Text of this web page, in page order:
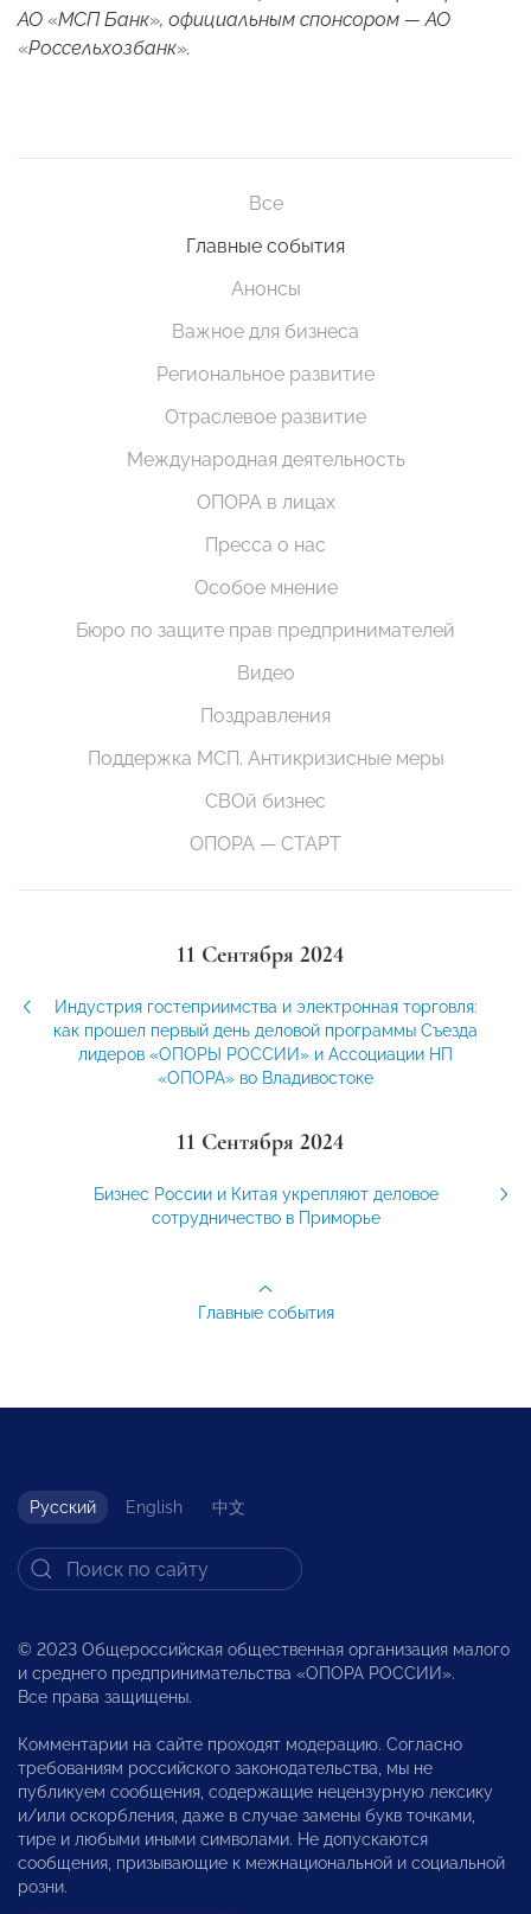
АО «МСП Банк», официальным спонсором — АО
«Россельхозбанк».
Все
Главные события
Анонсы
Важное для бизнеса
Региональное развитие
Отраслевое развитие
Международная деятельность
ОПОРА в лицах
Пресса о нас
Особое мнение
Бюро по защите прав предпринимателей
Видео
Поздравления
Поддержка МСП. Антикризисные меры
СВОй бизнес
ОПОРА — СТАРТ
11 Сентября 2024
Индустрия гостеприимства и электронная торговля:
как прошел первый день деловой программы Съезда
лидеров «ОПОРЫ РОССИИ» и Ассоциации НП
«ОПОРА» во Владивостоке
11 Сентября 2024
Бизнес России и Китая укрепляют деловое
сотрудничество в Приморье
Главные события
Русский English 中文
© 2023 Общероссийская общественная организация малого
и среднего предпринимательства «ОПОРА РОССИИ».
Все права защищены.
Комментарии на сайте проходят модерацию. Согласно
требованиям российского законодательства, мы не
публикуем сообщения, содержащие нецензурную лексику
и/или оскорбления, даже в случае замены букв точками,
тире и любыми иными символами. Не допускаются
сообщения, призывающие к межнациональной и социальной
розни.